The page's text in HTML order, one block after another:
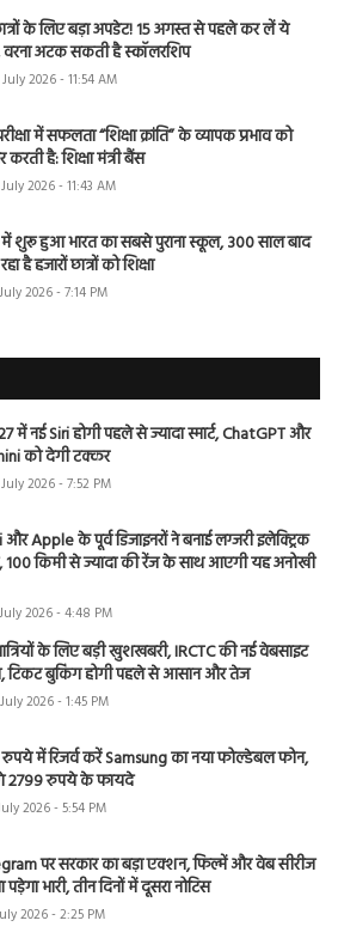
के लिए बड़ा अपडेट! 15 अगस्त से पहले कर लें ये
अटक सकती है स्कॉलरशिप
2026 - 11:54 AM
में सफलता “शिक्षा क्रांति” के व्यापक प्रभाव को
करती है: शिक्षा मंत्री बैंस
2026 - 11:43 AM
में शुरू हुआ भारत का सबसे पुराना स्कूल, 300 साल बाद
है हजारों छात्रों को शिक्षा
2026 - 7:14 PM
में नई Siri होगी पहले से ज्यादा स्मार्ट, ChatGPT और
को देगी टक्कर
2026 - 7:52 PM
Apple के पूर्व डिजाइनरों ने बनाई लग्जरी इलेक्ट्रिक
100 किमी से ज्यादा की रेंज के साथ आएगी यह अनोखी
2026 - 4:48 PM
के लिए बड़ी खुशखबरी, IRCTC की नई वेबसाइट
टिकट बुकिंग होगी पहले से आसान और तेज
2026 - 1:45 PM
में रिजर्व करें Samsung का नया फोल्डेबल फोन,
2799 रुपये के फायदे
2026 - 5:54 PM
पर सरकार का बड़ा एक्शन, फिल्में और वेब सीरीज
भारी, तीन दिनों में दूसरा नोटिस
2026 - 2:25 PM